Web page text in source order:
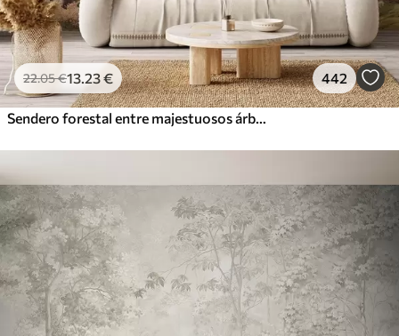
22.05€13 .23€ 442